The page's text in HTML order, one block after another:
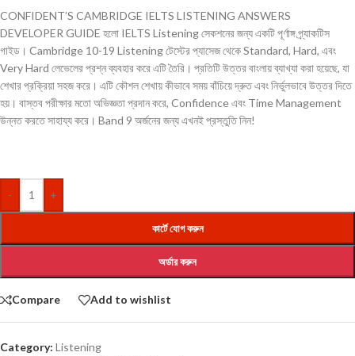
CONFIDENT’S CAMBRIDGE IELTS LISTENING ANSWERS
DEVELOPER GUIDE হলো IELTS Listening সেকশনের জন্য একটি পূর্ণাঙ্গ প্র্যাকটিস
গাইড। Cambridge 10-19 Listening টেস্টের প্যাসেজ থেকে Standard, Hard, এবং
Very Hard লেভেলের প্রশ্ন ব্যবহার করে এটি তৈরি। প্রতিটি উত্তর বাংলায় ব্যাখ্যা করা হয়েছে, যা
শেখার প্রক্রিয়া সহজ করে। এটি কৌশল শেখায় কীভাবে সময় বাঁচিয়ে দ্রুত এবং নির্ভুলভাবে উত্তর দিতে
হয়। বাস্তব পরীক্ষার মতো অভিজ্ঞতা প্রদান করে, Confidence এবং Time Management
উন্নত করতে সাহায্য করে। Band 9 অর্জনের জন্য এখনই প্রস্তুতি নিন!
- +
কার্টে যোগ করুন
অর্ডার করুন
Compare Add to wishlist
Category: Listening